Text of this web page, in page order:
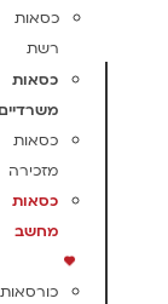
כסאות
רשת
כסאות
משרדיים
כסאות
מזכירה
כסאות
מחשב
כורסאות